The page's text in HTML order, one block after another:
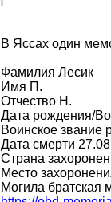
В Яссах один
Фамилия Лесик
Имя П.
Отчество Н.
Дата рождения/
Воинское звание
Дата смерти
Страна
Место
Могила братская